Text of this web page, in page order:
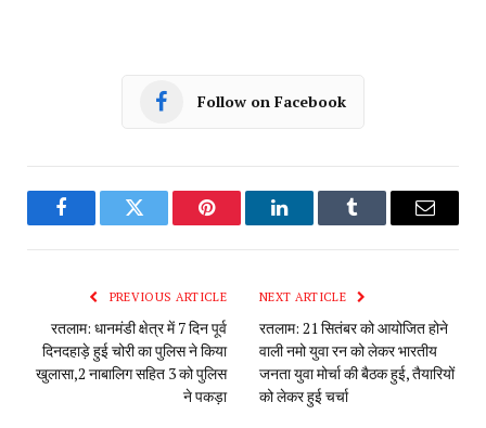
Follow on Facebook
FacebookTwitter Pinterest LinkedInTumblr Email
PREVIOUS ARTICLE
रतलाम: धानमंडी क्षेत्र में 7 दिन‌ पूर्व
दिनदहाड़े हुई चोरी का पुलिस ने किया
खुलासा,2 नाबालिग सहित 3 को पुलिस
ने पकड़ा
NEXT ARTICLE
रतलाम: 21 सितंबर को आयोजित होने
वाली नमो युवा रन को लेकर भारतीय
जनता युवा मोर्चा की बैठक हुई, तैयारियों
को लेकर हुई चर्चा